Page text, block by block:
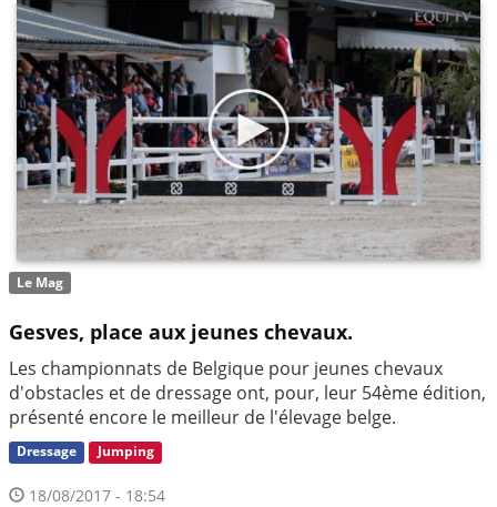
Le Mag
Gesves, place aux jeunes chevaux.
Les championnats de Belgique pour jeunes chevaux
d'obstacles et de dressage ont, pour, leur 54ème édition,
présenté encore le meilleur de l'élevage belge.
Dressage Jumping
18/08/2017 - 18:54